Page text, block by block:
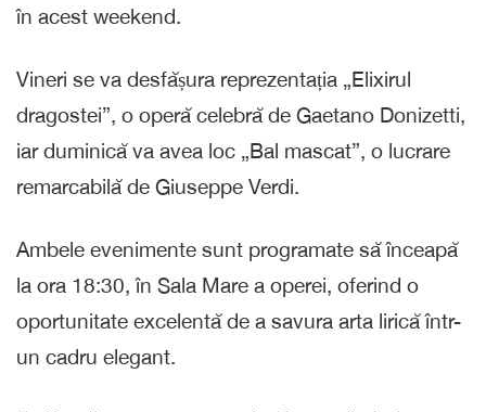
în acest weekend.
Vineri se va desfășura reprezentația „Elixirul
dragostei”, o operă celebră de Gaetano Donizetti,
iar duminică va avea loc „Bal mascat”, o lucrare
remarcabilă de Giuseppe Verdi.
Ambele evenimente sunt programate să înceapă
la ora 18:30, în Sala Mare a operei, oferind o
oportunitate excelentă de a savura arta lirică într-
un cadru elegant.